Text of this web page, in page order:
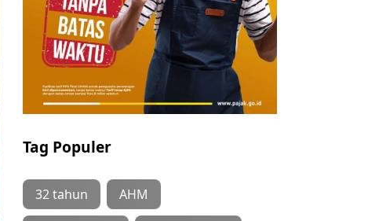
Tag Populer
32 tahun AHM